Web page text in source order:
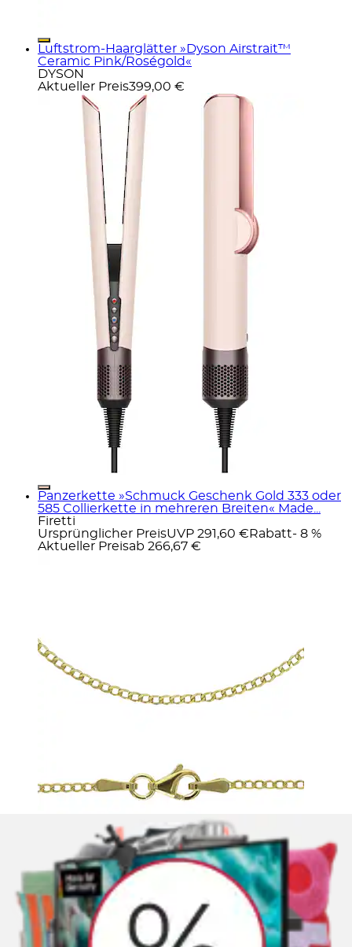
Luftstrom-Haarglätter »Dyson Airstrait™
Ceramic Pink/Roségold«
DYSON
Aktueller Preis399,00 €
Panzerkette »Schmuck Geschenk Gold 333 oder
585 Collierkette in mehreren Breiten« Made...
Firetti
Ursprünglicher PreisUVP 291,60 € Rabatt- 8 %
Aktueller Preisab 266,67 €